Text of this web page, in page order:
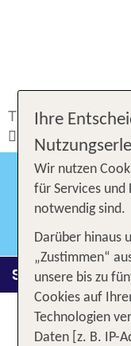
TUI.com Service
Reiseveranstalter
Service &
Ihre
Wir nutzen
für Services
notwendig sind.
Darüber hinaus
„Zustimmen“
unsere bis zu
Cookies auf
Technologien
Daten [z. B. IP-